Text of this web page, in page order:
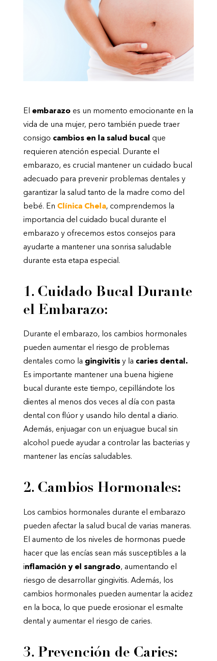
El embarazo es un momento emocionante en la
vida de una mujer, pero también puede traer
consigo cambios en la salud bucal que
requieren atención especial. Durante el
embarazo, es crucial mantener un cuidado bucal
adecuado para prevenir problemas dentales y
garantizar la salud tanto de la madre como del
bebé. En Clínica Chela, comprendemos la
importancia del cuidado bucal durante el
embarazo y ofrecemos estos consejos para
ayudarte a mantener una sonrisa saludable
durante esta etapa especial.
1. Cuidado Bucal Durante
el Embarazo:
Durante el embarazo, los cambios hormonales
pueden aumentar el riesgo de problemas
dentales como la gingivitis y la caries dental.
Es importante mantener una buena higiene
bucal durante este tiempo, cepillándote los
dientes al menos dos veces al día con pasta
dental con flúor y usando hilo dental a diario.
Además, enjuagar con un enjuague bucal sin
alcohol puede ayudar a controlar las bacterias y
mantener las encías saludables.
2. Cambios Hormonales:
Los cambios hormonales durante el embarazo
pueden afectar la salud bucal de varias maneras.
El aumento de los niveles de hormonas puede
hacer que las encías sean más susceptibles a la
inflamación y el sangrado, aumentando el
riesgo de desarrollar gingivitis. Además, los
cambios hormonales pueden aumentar la acidez
en la boca, lo que puede erosionar el esmalte
dental y aumentar el riesgo de caries.
3. Prevención de Caries: